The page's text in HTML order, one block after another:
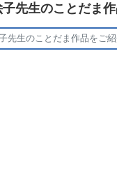
先生のことだま
生のことだま作品をご